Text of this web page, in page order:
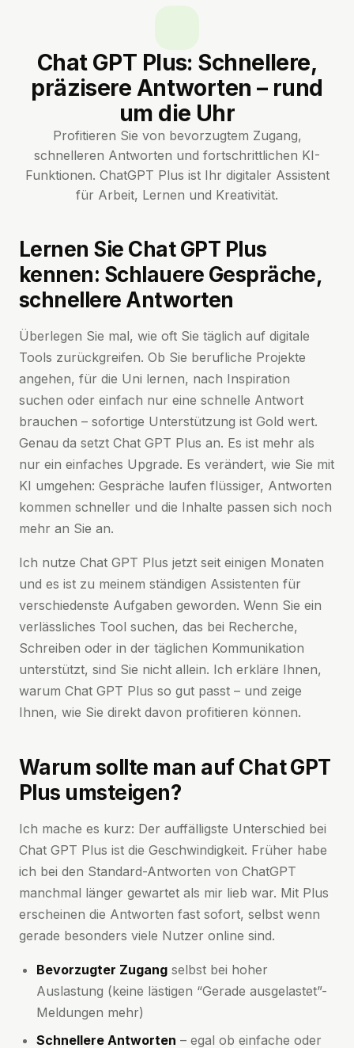
Chat GPT Plus: Schnellere,
präzisere Antworten – rund
um die Uhr
Profitieren Sie von bevorzugtem Zugang,
schnelleren Antworten und fortschrittlichen KI-
Funktionen. ChatGPT Plus ist Ihr digitaler Assistent
für Arbeit, Lernen und Kreativität.
Lernen Sie Chat GPT Plus
kennen: Schlauere Gespräche,
schnellere Antworten
Überlegen Sie mal, wie oft Sie täglich auf digitale
Tools zurückgreifen. Ob Sie berufliche Projekte
angehen, für die Uni lernen, nach Inspiration
suchen oder einfach nur eine schnelle Antwort
brauchen – sofortige Unterstützung ist Gold wert.
Genau da setzt Chat GPT Plus an. Es ist mehr als
nur ein einfaches Upgrade. Es verändert, wie Sie mit
KI umgehen: Gespräche laufen flüssiger, Antworten
kommen schneller und die Inhalte passen sich noch
mehr an Sie an.
Ich nutze Chat GPT Plus jetzt seit einigen Monaten
und es ist zu meinem ständigen Assistenten für
verschiedenste Aufgaben geworden. Wenn Sie ein
verlässliches Tool suchen, das bei Recherche,
Schreiben oder in der täglichen Kommunikation
unterstützt, sind Sie nicht allein. Ich erkläre Ihnen,
warum Chat GPT Plus so gut passt – und zeige
Ihnen, wie Sie direkt davon profitieren können.
Warum sollte man auf Chat GPT
Plus umsteigen?
Ich mache es kurz: Der auffälligste Unterschied bei
Chat GPT Plus ist die Geschwindigkeit. Früher habe
ich bei den Standard-Antworten von ChatGPT
manchmal länger gewartet als mir lieb war. Mit Plus
erscheinen die Antworten fast sofort, selbst wenn
gerade besonders viele Nutzer online sind.
Bevorzugter Zugang selbst bei hoher
Auslastung (keine lästigen “Gerade ausgelastet”-
Meldungen mehr)
Schnellere Antworten – egal ob einfache oder